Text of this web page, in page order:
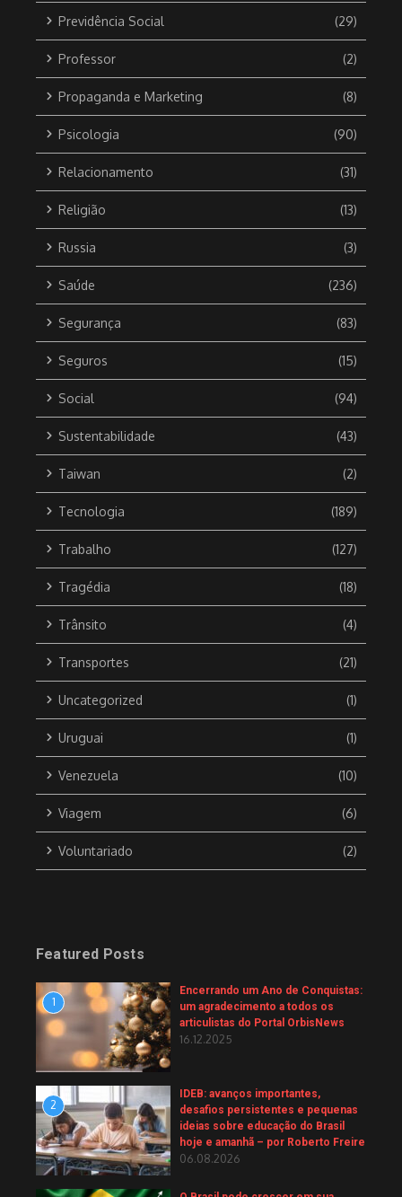
Previdência Social (29)
Professor (2)
Propaganda e Marketing (8)
Psicologia (90)
Relacionamento (31)
Religião (13)
Russia (3)
Saúde (236)
Segurança (83)
Seguros (15)
Social (94)
Sustentabilidade (43)
Taiwan (2)
Tecnologia (189)
Trabalho (127)
Tragédia (18)
Trânsito (4)
Transportes (21)
Uncategorized (1)
Uruguai (1)
Venezuela (10)
Viagem (6)
Voluntariado (2)
Featured Posts
1
Encerrando um Ano de Conquistas:
um agradecimento a todos os
articulistas do Portal OrbisNews
16.12.2025
2
IDEB: avanços importantes,
desafios persistentes e pequenas
ideias sobre educação do Brasil
hoje e amanhã – por Roberto Freire
06.08.2026